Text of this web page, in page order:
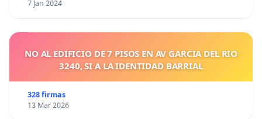
7 Jan 2024
NO AL EDIFICIO DE 7 PISOS EN AV GARCIA DEL RIO
3240, SI A LA IDENTIDAD BARRIAL
328 firmas
13 Mar 2026